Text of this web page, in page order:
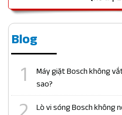
Blog
Máy giặt Bosch không
sao?
Lò vi sóng Bosch không